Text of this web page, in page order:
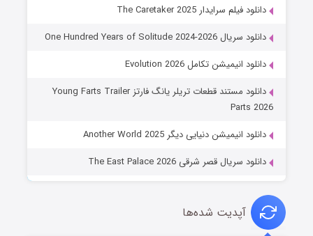
دانلود فیلم سرایدار The Caretaker 2025
دانلود سریال One Hundred Years of Solitude 2024-2026
دانلود انیمیشن تکامل Evolution 2026
دانلود مستند قطعات تریلر یانگ فارتز Young Farts Trailer
Parts 2026
دانلود انیمیشن دنیایی دیگر Another World 2025
دانلود سریال قصر شرقی The East Palace 2026
آپدیت شده‌ها